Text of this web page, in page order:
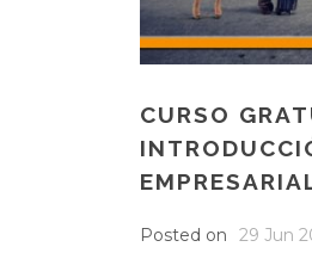
CURSO
Posted on
29 Jun